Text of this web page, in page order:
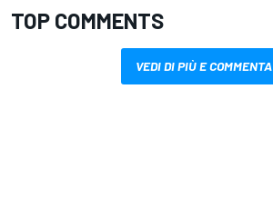
TOP COMMENTS
VEDI DI PIÙ E COMMENTA